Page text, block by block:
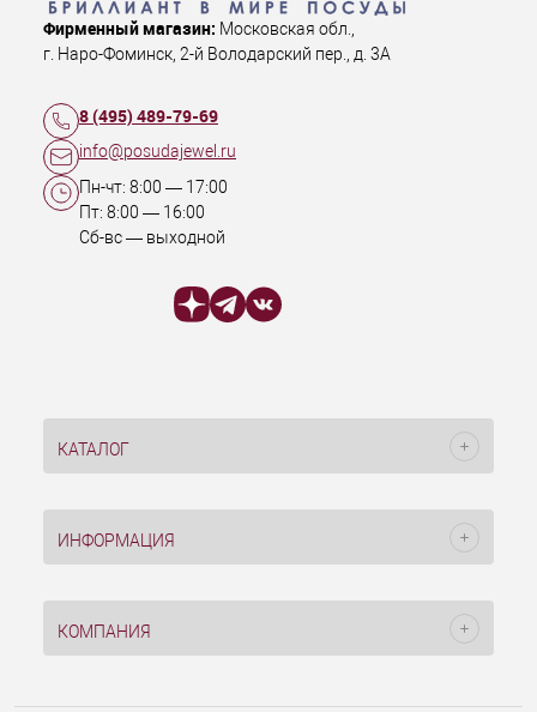
Фирменный магазин: Московская обл.,
г. Наро-Фоминск, 2-й Володарский пер., д. 3А
8 (495) 489-79-69
info@posudajewel.ru
Пн-чт: 8:00 — 17:00
Пт: 8:00 — 16:00
Сб-вс — выходной
КАТАЛОГ
ИНФОРМАЦИЯ
КОМПАНИЯ